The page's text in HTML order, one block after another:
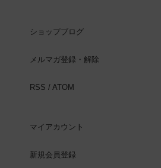
ショップブログ
メルマガ登録・解除
RSS / ATOM
マイアカウント
新規会員登録